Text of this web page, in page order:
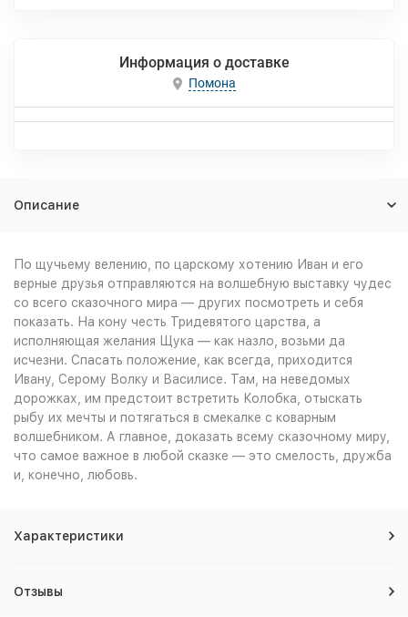
Информация о доставке
Помона
Описание
По щучьему велению, по царскому хотению Иван и его
верные друзья отправляются на волшебную выставку чудес
со всего сказочного мира — других посмотреть и себя
показать. На кону честь Тридевятого царства, а
исполняющая желания Щука — как назло, возьми да
исчезни. Спасать положение, как всегда, приходится
Ивану, Серому Волку и Василисе. Там, на неведомых
дорожках, им предстоит встретить Колобка, отыскать
рыбу их мечты и потягаться в смекалке с коварным
волшебником. А главное, доказать всему сказочному миру,
что самое важное в любой сказке — это смелость, дружба
и, конечно, любовь.
Характеристики
Отзывы